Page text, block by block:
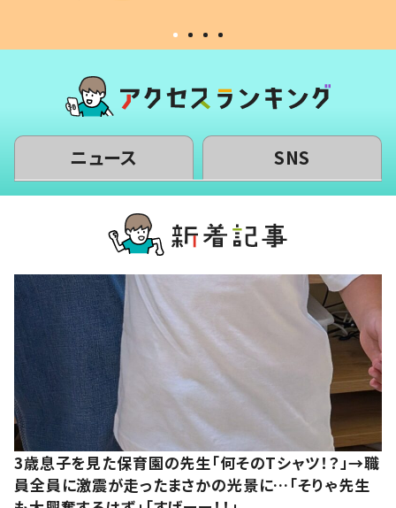
ニュース SNS
3歳息子を見た保育園の先生「何そのTシャツ！？」→職
員全員に激震が走ったまさかの光景に…「そりゃ先生